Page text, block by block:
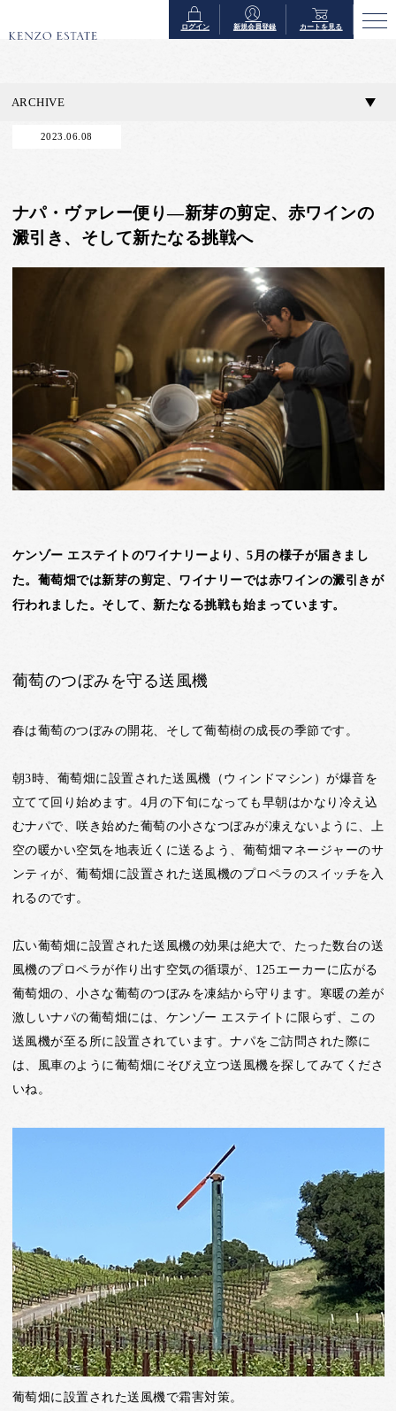
ログイン 新規会員登録 カートを見る
ARCHIVE
2023.06.08
ナパ・ヴァレー便り―新芽の剪定、赤ワインの
澱引き、そして新たなる挑戦へ
ケンゾー エステイトのワイナリーより、5月の様子が届きまし
た。葡萄畑では新芽の剪定、ワイナリーでは赤ワインの澱引きが
行われました。そして、新たなる挑戦も始まっています。
葡萄のつぼみを守る送風機
春は葡萄のつぼみの開花、そして葡萄樹の成長の季節です。
朝3時、葡萄畑に設置された送風機（ウィンドマシン）が爆音を
立てて回り始めます。4月の下旬になっても早朝はかなり冷え込
むナパで、咲き始めた葡萄の小さなつぼみが凍えないように、上
空の暖かい空気を地表近くに送るよう、葡萄畑マネージャーのサ
ンティが、葡萄畑に設置された送風機のプロペラのスイッチを入
れるのです。
広い葡萄畑に設置された送風機の効果は絶大で、たった数台の送
風機のプロペラが作り出す空気の循環が、125エーカーに広がる
葡萄畑の、小さな葡萄のつぼみを凍結から守ります。寒暖の差が
激しいナパの葡萄畑には、ケンゾー エステイトに限らず、この
送風機が至る所に設置されています。ナパをご訪問された際に
は、風車のように葡萄畑にそびえ立つ送風機を探してみてくださ
いね。
葡萄畑に設置された送風機で霜害対策。